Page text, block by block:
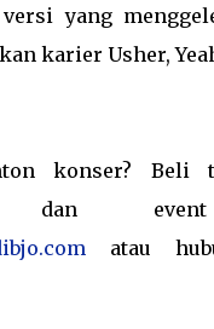
yang
karier Usher,
konser? Beli
dan
atau